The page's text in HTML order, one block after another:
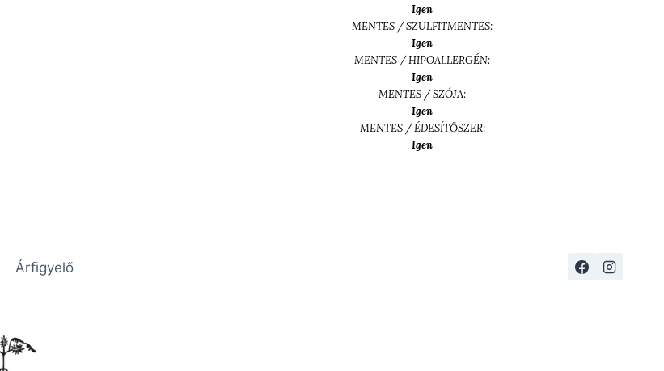
Igen
MENTES / SZULFITMENTES:
Igen
MENTES / HIPOALLERGÉN:
Igen
MENTES / SZÓJA:
Igen
MENTES / ÉDESÍTŐSZER:
Igen
Árfigyelő